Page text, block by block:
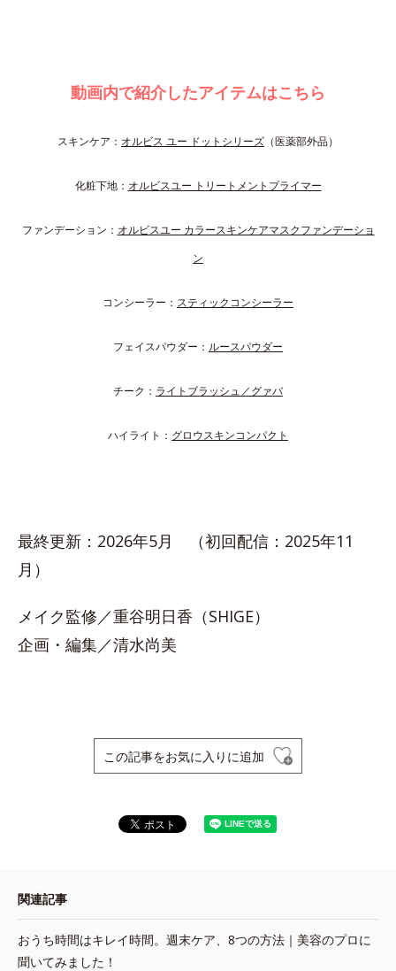
動画内で紹介したアイテムはこちら
スキンケア： オルビス ユー ドットシリーズ （医薬部外品）
化粧下地： オルビスユー トリートメントプライマー
ファンデーション： オルビスユー カラースキンケアマスクファンデーショ
ン
コンシーラー： スティックコンシーラー
フェイスパウダー： ルースパウダー
チーク： ライトブラッシュ／グァバ
ハイライト： グロウスキンコンパクト
最終更新：2026年5月 （初回配信：2025年11
月）
メイク監修／重谷明日香（SHIGE）
企画・編集／清水尚美
この記事をお気に入りに追加
関連記事
おうち時間はキレイ時間。週末ケア、8つの方法｜美容のプロに
聞いてみました！